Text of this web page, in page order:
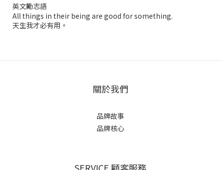
英文勵志語
All things in their being are good for something.
天生我才必有用。
關於我們
品牌故事
品牌核心
SERVICE 顧客服務